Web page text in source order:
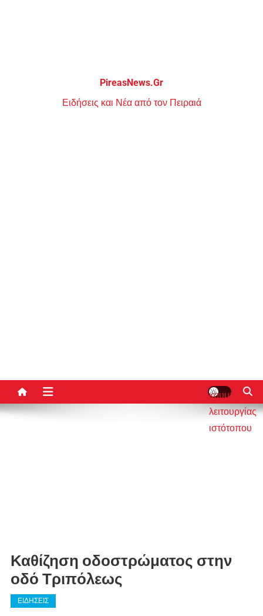
PireasNews.Gr
Ειδήσεις και Νέα από τον Πειραιά
κουμπί
λειτουργίας
ιστότοπου
Καθίζηση οδοστρώματος στην
οδό Τριπόλεως
ΕΙΔΗΣΕΙΣ